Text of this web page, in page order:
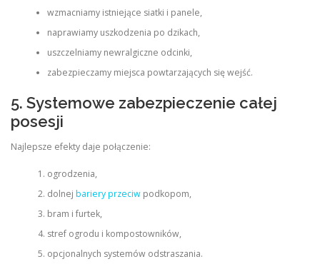
wzmacniamy istniejące siatki i panele,
naprawiamy uszkodzenia po dzikach,
uszczelniamy newralgiczne odcinki,
zabezpieczamy miejsca powtarzających się wejść.
5. Systemowe zabezpieczenie całej
posesji
Najlepsze efekty daje połączenie:
ogrodzenia,
dolnej bariery przeciwpodkopom,
bram i furtek,
stref ogrodu i kompostowników,
opcjonalnych systemów odstraszania.